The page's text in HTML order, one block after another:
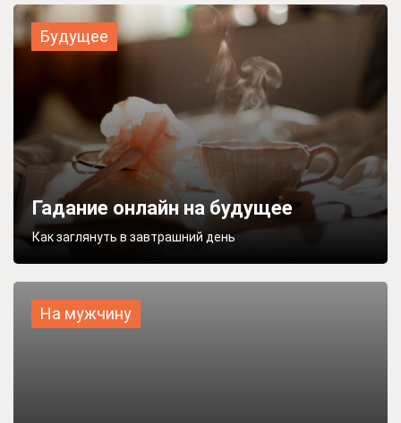
Будущее
Гадание онлайн на будущее
Как заглянуть в завтрашний день
На мужчину